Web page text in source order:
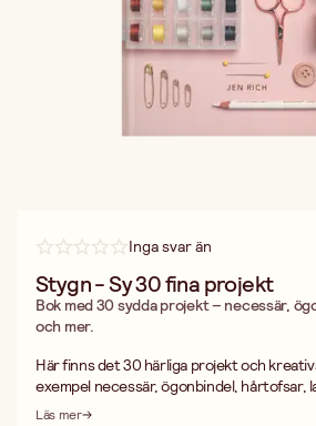
Inga svar än
Stygn - Sy 30 fina projekt
Bok med 30 sydda projekt – necessär,
och mer.
Här finns det 30 härliga projekt och
exempel necessär, ögonbindel, hårtofsar,
mycket mer. Givetvis visas även olika grundläggande tekniker
Läs mer